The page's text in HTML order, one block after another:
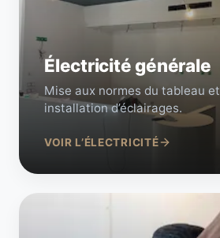
Électricité générale
Mise aux normes du tableau et
installation d’éclairages.
VOIR L’ÉLECTRICITÉ